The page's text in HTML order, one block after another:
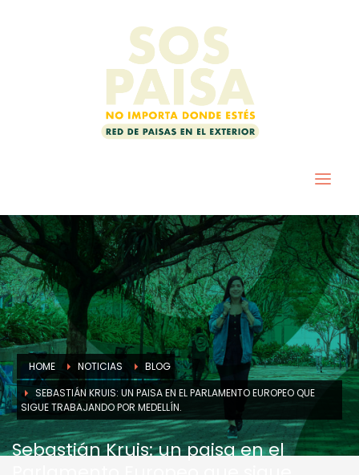
HOME NOTICIAS
BLOG
SEBASTIÁN KRUIS: UN PAISA EN EL PARLAMENTO EUROPEO QUE
SIGUE TRABAJANDO POR MEDELLÍN.
Sebastián Kruis: un paisa en el